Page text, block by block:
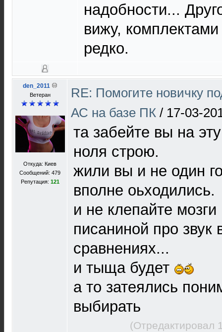
надобности...
вижу,
редко.
den_2011
Ветеран
Откуда: Киев
Сообщений: 479
Репутация: 121
RE: Помогите новичку
АС на базе ПК / 17-03-
та забейте вы на
ноля строю.
жили вы и не один
вполне оьходились.
и не клепайте мозги
писаниной про звук
сравнениях...
и тыща будет
а то затеялись
выбирать
(Отредактировал